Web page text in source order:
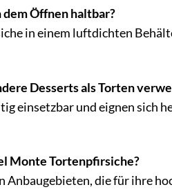
Öffnen haltbar?
in einem luftdichten
Desserts als Torten
einsetzbar und eignen sich
Monte Tortenpfirsiche?
Anbaugebieten, die für ihre